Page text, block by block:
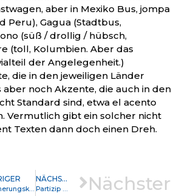
aber in Mexiko Bus, jompa
Peru), Gagua (Stadtbus,
(süß / drollig / hübsch,
(toll, Kolumbien. Aber das
der Angelegenheit.)
die in den jeweiligen Länder
aber noch Akzente, die auch in den
Standard sind, etwa el acento
Vermutlich gibt ein solcher nicht
Texten dann doch einen Dreh.
Erinnerungskultur
NÄCHSTER
Partizip Präsens als Adverb Nächster